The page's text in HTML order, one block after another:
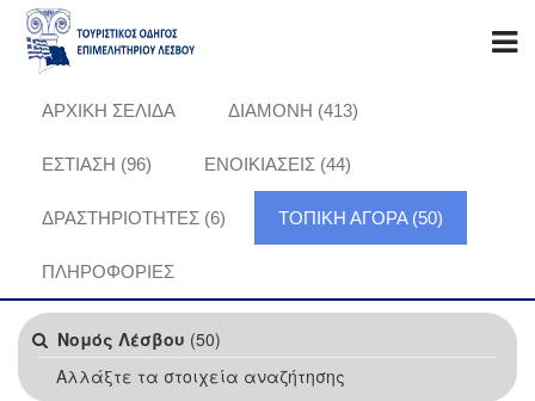
ΑΡΧΙΚΗ ΣΕΛΙΔΑ ΔΙΑΜΟΝΗ (413)
ΕΣΤΙΑΣΗ (96) ΕΝΟΙΚΙΑΣΕΙΣ (44)
ΔΡΑΣΤΗΡΙΟΤΗΤΕΣ (6) ΤΟΠΙΚΗ ΑΓΟΡΑ (50)
ΠΛΗΡΟΦΟΡΊΕΣ
Νομός Λέσβου (50)
Αλλάξτε τα στοιχεία αναζήτησης